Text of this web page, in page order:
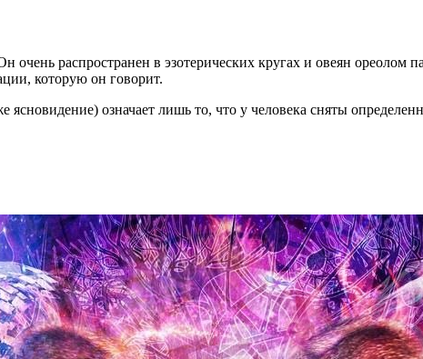
распространен в эзотерических кругах и овеян ореолом
которую он говорит.
означает лишь то, что у человека сняты